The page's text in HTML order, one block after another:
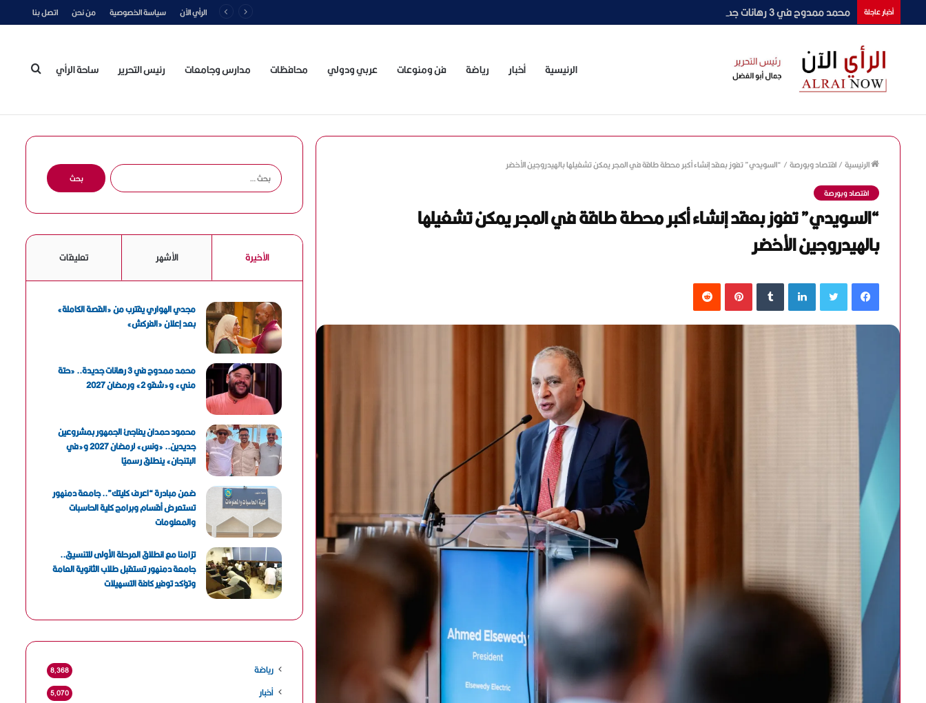
أخبار عاجلة محمد ممدوح في 3 رهانات جديدة.. «حتة مني» و«شقو 2» ورمضان 2027 الرأي الآن سياسة الخصوصية من نحن اتصل بنا
الرئيسية أخبار رياضة فن ومنوعات عربي ودولي محافظات مدارس وجامعات رئيس التحرير ساحة الرأي
الرئيسية/اقتصاد وبورصة/“السويدي” تفوز بعقد إنشاء أكبر محطة طاقة في المجر يمكن تشغيلها بالهيدروجين الأخضر
اقتصاد وبورصة
“السويدي” تفوز بعقد إنشاء أكبر محطة طاقة في المجر يمكن تشغيلها
بالهيدروجين الأخضر
فيسبوك لينكدإن بينتيريست
ا
ل
ح
الأخيرة الأشهر تعليقات
مجدي الهواري يقترب من «القصة الكاملة»
بعد إعلان «الفركش»
محمد ممدوح في 3 رهانات جديدة.. «حتة
مني» و«شقو 2» ورمضان 2027
محمود حمدان يفاجئ الجمهور بمشروعين
جديدين.. «ونس» لرمضان 2027 و«في
البتنجان» ينطلق رسميًا
ضمن مبادرة “اعرف كليتك”.. جامعة دمنهور
تستعرض أقسام وبرامج كلية الحاسبات
والمعلومات
تزامنا مع انطلاق المرحلة الأولى للتنسيق..
جامعة دمنهور تستقبل طلاب الثانوية العامة
وتؤكد توفير كافة التسهيلات
رياضة 8٬368
أخبار 5٬070